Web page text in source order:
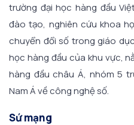
trường đại học hàng đầu
đào tạo, nghiên cứu khoa
chuyển đổi số trong giáo
học hàng đầu của khu vực,
hàng đầu châu Á, nhóm 5
Nam Á về công nghệ số.
Sứ mạng